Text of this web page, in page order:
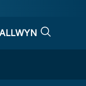
ALLWYN